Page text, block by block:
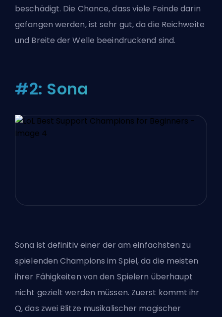
beschädigt. Die Chance, dass viele Feinde darin
gefangen werden, ist sehr gut, da die Reichweite
und Breite der Welle beeindruckend sind.
#2: Sona
Sona ist definitiv einer der am einfachsten zu
spielenden Champions im Spiel, da die meisten
ihrer Fähigkeiten von den Spielern überhaupt
nicht gezielt werden müssen. Zuerst kommt ihr
Q, das zwei Blitze musikalischer magischer